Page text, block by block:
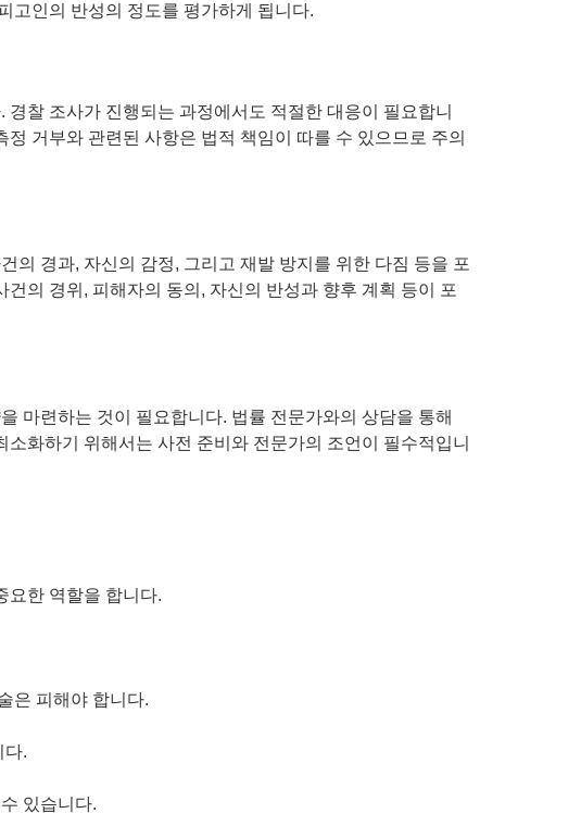
고인의 반성의 정도를 평가하게 됩니다.
찰 조사가 진행되는 과정에서도 적절한 대응이 필요합니
거부와 관련된 사항은 법적 책임이 따를 수 있으므로 주의
의 경과, 자신의 감정, 그리고 재발 방지를 위한 다짐 등을 포
의 경위, 피해자의 동의, 자신의 반성과 향후 계획 등이 포
마련하는 것이 필요합니다. 법률 전문가와의 상담을 통해
화하기 위해서는 사전 준비와 전문가의 조언이 필수적입니
요한 역할을 합니다.
은 피해야 합니다.
다.
있습니다.